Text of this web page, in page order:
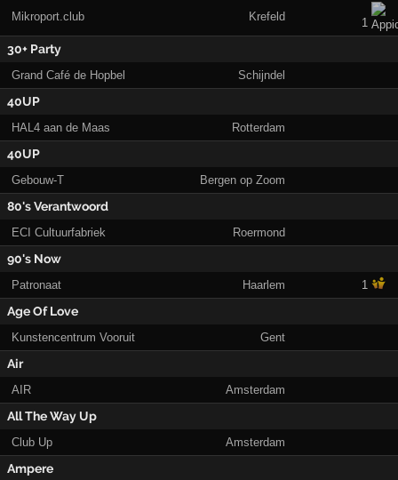
Mikroport.club Krefeld 1
30+ Party
Grand Café de Hopbel Schijndel
40UP
HAL4 aan de Maas Rotterdam
40UP
Gebouw-T Bergen op Zoom
80's Verantwoord
ECI Cultuurfabriek Roermond
90's Now
Patronaat Haarlem 1
Age Of Love
Kunstencentrum Vooruit Gent
Air
AIR Amsterdam
All The Way Up
Club Up Amsterdam
Ampere